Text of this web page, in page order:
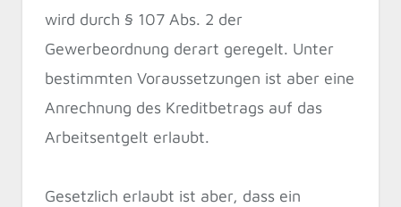
wird durch § 107 Abs. 2 der
Gewerbeordnung derart geregelt. Unter
bestimmten Voraussetzungen ist aber eine
Anrechnung des Kreditbetrags auf das
Arbeitsentgelt erlaubt.
Gesetzlich erlaubt ist aber, dass ein